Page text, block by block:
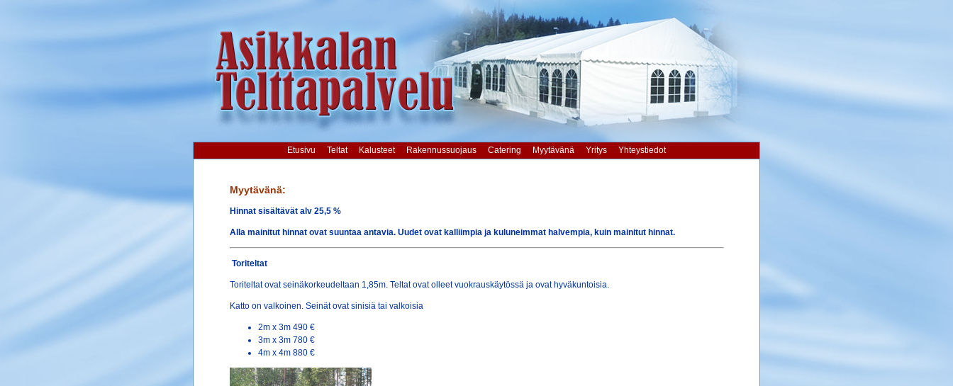
Etusivu Teltat Kalusteet Rakennussuojaus Catering Myytävänä Yritys Yhteystiedot
Myytävänä:
Hinnat sisältävät alv 25,5 %
Alla mainitut hinnat ovat suuntaa antavia. Uudet ovat kalliimpia ja kuluneimmat halvempia, kuin mainitut hinnat.
Toriteltat
Toriteltat ovat seinäkorkeudeltaan 1,85m. Teltat ovat olleet vuokrauskäytössä ja ovat hyväkuntoisia.
Katto on valkoinen. Seinät ovat sinisiä tai valkoisia
2m x 3m 490 €
3m x 3m 780 €
4m x 4m 880 €